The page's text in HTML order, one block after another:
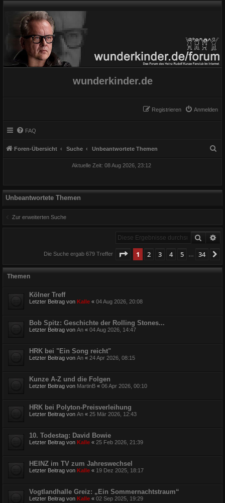
wunderkinder.de
Anmelden
Registrieren
FAQ
Foren-Übersicht Suche Unbeantwortete Themen
Aktuelle Zeit: 08 Aug 2026, 23:12
Unbeantwortete Themen
Zur erweiterten Suche
Suche
Die Suche ergab 679 Treffer Seite 1von 34
1 2 3 4 5 34
Themen
Kölner Treff
Letzter Beitrag von Kalle « 04 Aug 2026, 20:08
Bob Spitz: Geschichte der Rolling Stones...
Letzter Beitrag von An « 04 Aug 2026, 14:47
HRK bei "Ein Song reicht"
Letzter Beitrag von An « 24 Apr 2026, 08:15
Kunze A-Z und die Folgen
Letzter Beitrag von MartinB « 06 Apr 2026, 00:10
HRK bei Polyton-Preisverleihung
Letzter Beitrag von An « 25 Mär 2026, 12:43
10. Todestag: David Bowie
Letzter Beitrag von Kalle « 25 Feb 2026, 21:39
HEINZ im TV zum Jahreswechsel
Letzter Beitrag von Kalle « 19 Dez 2025, 18:17
Vogtlandhalle Greiz: „Ein Sommernachtstraum“
Letzter Beitrag von Kalle « 02 Sep 2025, 19:29